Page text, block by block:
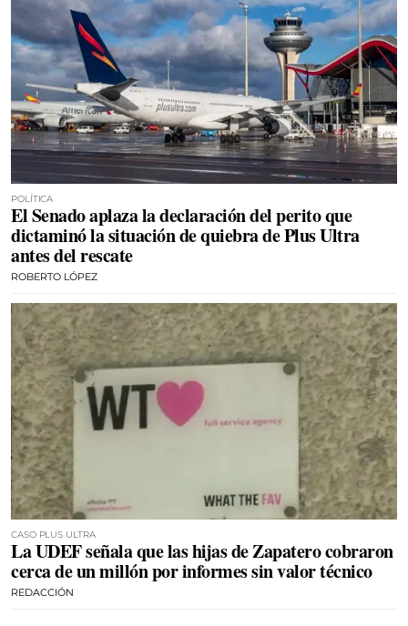
POLÍTICA
El Senado aplaza la declaración del perito que
dictaminó la situación de quiebra de Plus Ultra
antes del rescate
ROBERTO LÓPEZ
CASO PLUS ULTRA
La UDEF señala que las hijas de Zapatero cobraron
cerca de un millón por informes sin valor técnico
REDACCIÓN